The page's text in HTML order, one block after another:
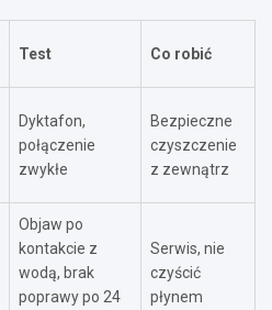
Test Co robić
Dyktafon,
połączenie
zwykłe
Bezpieczne
czyszczenie
z zewnątrz
Objaw po
kontakcie z
wodą, brak
poprawy po 24
Serwis, nie
czyścić
płynem